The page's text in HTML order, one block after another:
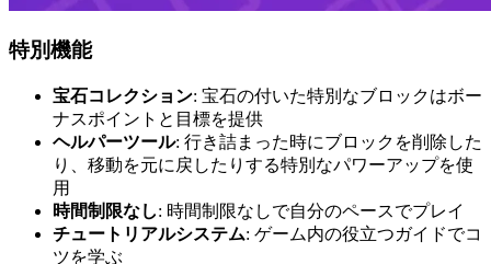
特別機能
宝石コレクション: 宝石の付いた特別なブロックはボー
ナスポイントと目標を提供
ヘルパーツール: 行き詰まった時にブロックを削除した
り、移動を元に戻したりする特別なパワーアップを使
用
時間制限なし: 時間制限なしで自分のペースでプレイ
チュートリアルシステム: ゲーム内の役立つガイドでコ
ツを学ぶ